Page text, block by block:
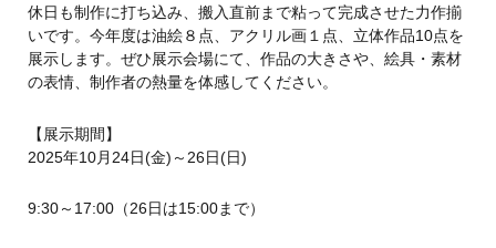
休日も制作に打ち込み、搬入直前まで粘って完成させた力作揃
いです。今年度は油絵８点、アクリル画１点、立体作品10点を
展示します。ぜひ展示会場にて、作品の大きさや、絵具・素材
の表情、制作者の熱量を体感してください。
【展示期間】
2025年10月24日(金)～26日(日)
9:30～17:00（26日は15:00まで）